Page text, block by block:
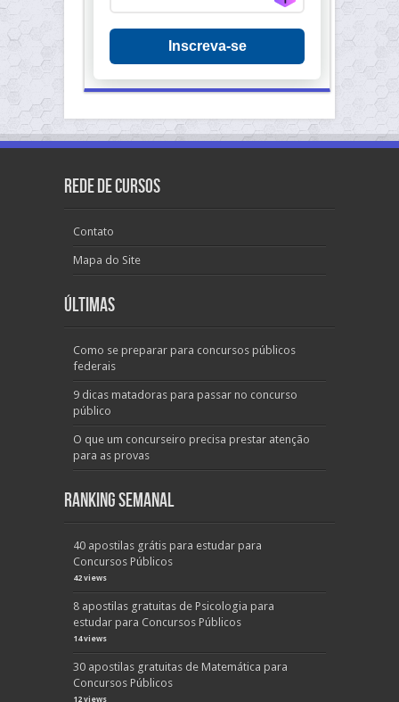
Inscreva-se
Rede de Cursos
Contato
Mapa do Site
Últimas
Como se preparar para concursos públicos
federais
9 dicas matadoras para passar no concurso
público
O que um concurseiro precisa prestar atenção
para as provas
Ranking Semanal
40 apostilas grátis para estudar para
Concursos Públicos
42 views
8 apostilas gratuitas de Psicologia para
estudar para Concursos Públicos
14 views
30 apostilas gratuitas de Matemática para
Concursos Públicos
12 views